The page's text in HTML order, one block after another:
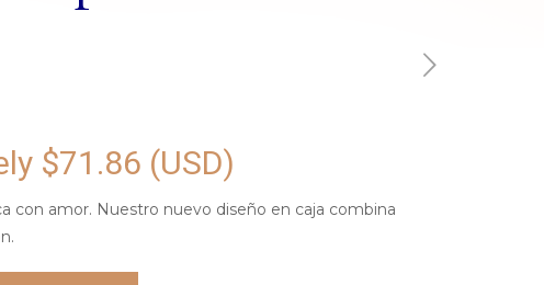
$71.86 (USD)
con amor. Nuestro nuevo diseño en caja combina